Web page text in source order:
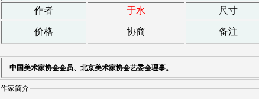
作者
于水 尺寸
价格 协商 备注
中国美术家协会会员、北京美术家协会艺委会理事。
作家简介